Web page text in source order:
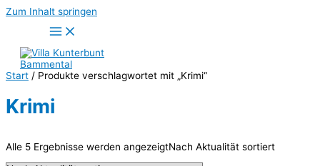
Zum Inhalt springen
Start / Produkte verschlagwortet mit „Krimi“
Krimi
Alle 5 Ergebnisse werden angezeigtNach Aktualität sortiert